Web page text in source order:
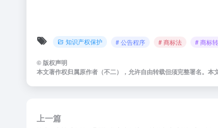
知识产权保护 # 公告程序 # 商标法 # 商标
©版权声明
本文著作权归属原作者（不二），允许自由转载但须完整署名。
上一篇